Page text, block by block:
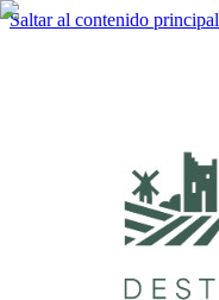
Saltar al contenido principal